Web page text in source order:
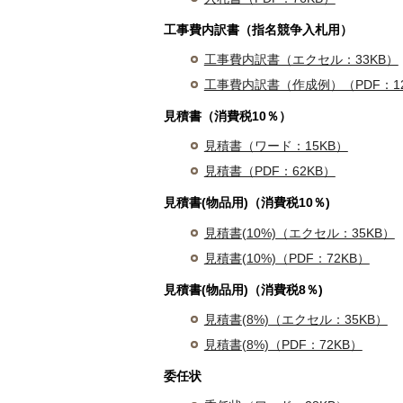
工事費内訳書（指名競争入札用）
工事費内訳書（エクセル：33KB）
工事費内訳書（作成例）（PDF：
見積書（消費税10％）
見積書（ワード：15KB）
見積書（PDF：62KB）
見積書(物品用)（消費税10％)
見積書(10%)（エクセル：35KB）
見積書(10%)（PDF：72KB）
見積書(物品用)（消費税8％)
見積書(8%)（エクセル：35KB）
見積書(8%)（PDF：72KB）
委任状